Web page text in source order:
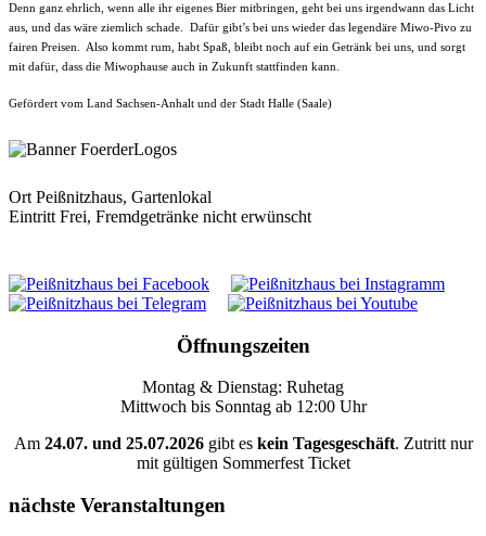
Denn ganz ehrlich, wenn alle ihr eigenes Bier mitbringen, geht bei uns irgendwann das Licht
aus, und das wäre ziemlich schade. Dafür gibt’s bei uns wieder das legendäre Miwo-Pivo zu
fairen Preisen. Also kommt rum, habt Spaß, bleibt noch auf ein Getränk bei uns, und sorgt
mit dafür, dass die Miwophause auch in Zukunft stattfinden kann.
Gefördert vom Land Sachsen-Anhalt und der Stadt Halle (Saale)
Ort Peißnitzhaus, Gartenlokal
Eintritt Frei, Fremdgetränke nicht erwünscht
Öffnungszeiten
Montag & Dienstag: Ruhetag
Mittwoch bis Sonntag ab 12:00 Uhr
Am 24.07. und 25.07.2026gibt eskein Tagesgeschäft. Zutritt nur
mit gültigen Sommerfest Ticket
nächste Veranstaltungen